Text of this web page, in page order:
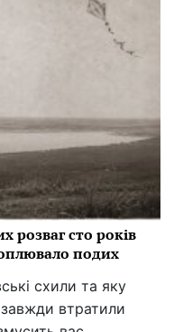
розваг сто років
подих
схили та яку
втратили